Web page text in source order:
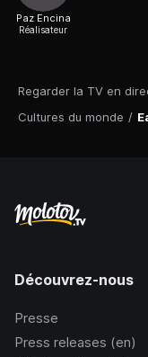
Regarder la TV en
Cultures du monde /
Paz Encina
Réalisateur
Découvrez-nous
Presse
Press releases (en)